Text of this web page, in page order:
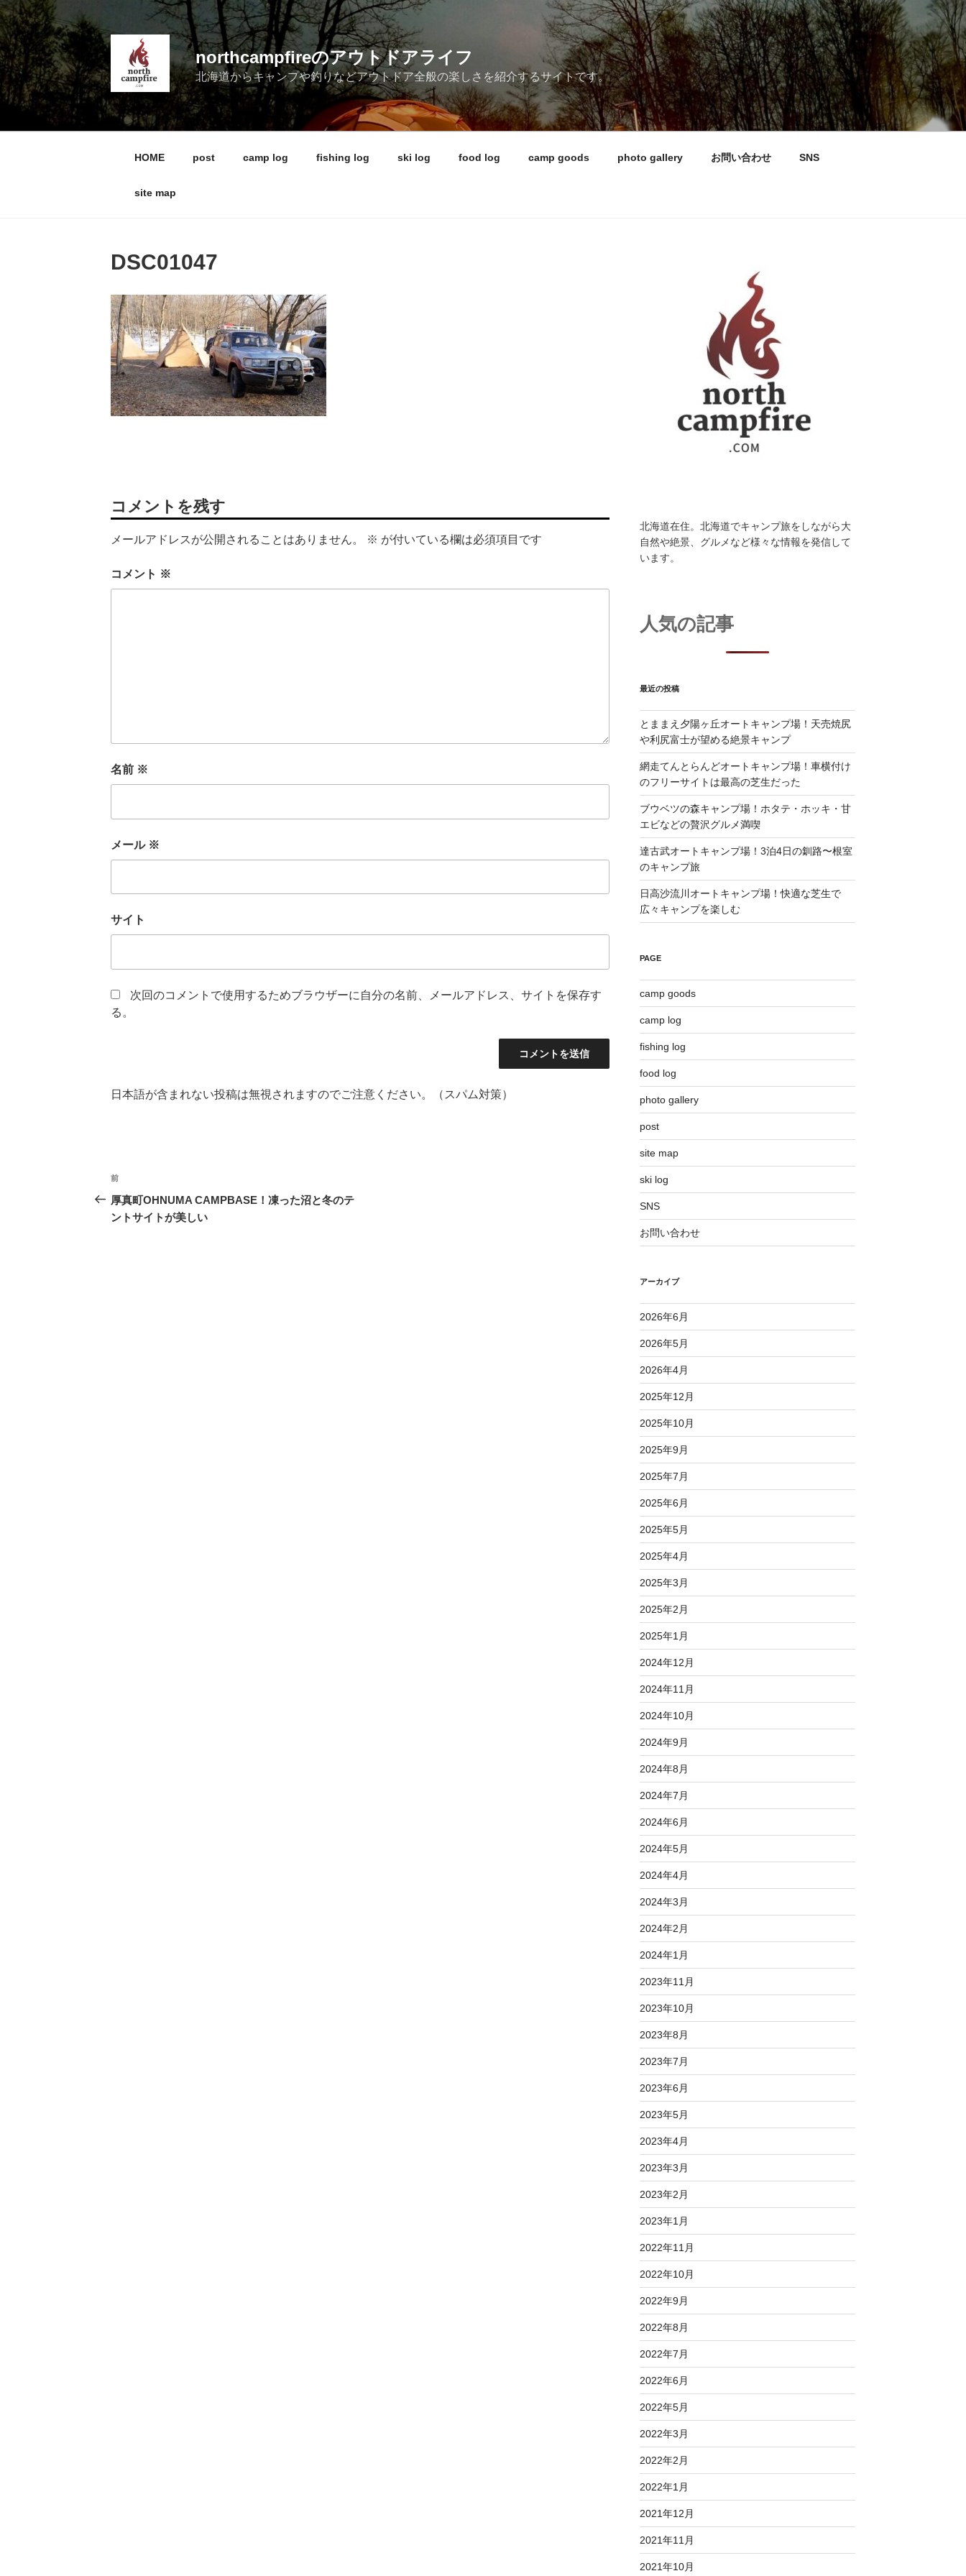
コ
ン
テ
ン
ツ
へ
キ
northcampfireのアウトドアライフ
北海道からキャンプや釣りなどアウトドア全般の楽しさを紹介するサイトです。
HOME post camp log fishing log ski log food log camp goods photo gallery お問い合わせ SNS
site map
DSC01047
コメントを残す
メールアドレスが公開されることはありません。 ※ が付いている欄は必須項目です
コメント ※
名前 ※
メール ※
サイト
次回のコメントで使用するためブラウザーに自分の名前、メールアドレス、サイトを保存す
る。
日本語が含まれない投稿は無視されますのでご注意ください。（スパム対策）
投
稿
ナ
前
の
投
前
厚真町OHNUMA CAMPBASE！凍った沼と冬のテ
ントサイトが美しい
北海道在住。北海道でキャンプ旅をしながら大
自然や絶景、グルメなど様々な情報を発信して
います。
人気の記事
最近の投稿
とままえ夕陽ヶ丘オートキャンプ場！天売焼尻
や利尻富士が望める絶景キャンプ
網走てんとらんどオートキャンプ場！車横付け
のフリーサイトは最高の芝生だった
ブウベツの森キャンプ場！ホタテ・ホッキ・甘
エビなどの贅沢グルメ満喫
達古武オートキャンプ場！3泊4日の釧路〜根室
のキャンプ旅
日高沙流川オートキャンプ場！快適な芝生で
広々キャンプを楽しむ
PAGE
camp goods
camp log
fishing log
food log
photo gallery
post
site map
ski log
SNS
お問い合わせ
アーカイブ
2026年6月
2026年5月
2026年4月
2025年12月
2025年10月
2025年9月
2025年7月
2025年6月
2025年5月
2025年4月
2025年3月
2025年2月
2025年1月
2024年12月
2024年11月
2024年10月
2024年9月
2024年8月
2024年7月
2024年6月
2024年5月
2024年4月
2024年3月
2024年2月
2024年1月
2023年11月
2023年10月
2023年8月
2023年7月
2023年6月
2023年5月
2023年4月
2023年3月
2023年2月
2023年1月
2022年11月
2022年10月
2022年9月
2022年8月
2022年7月
2022年6月
2022年5月
2022年3月
2022年2月
2022年1月
2021年12月
2021年11月
2021年10月